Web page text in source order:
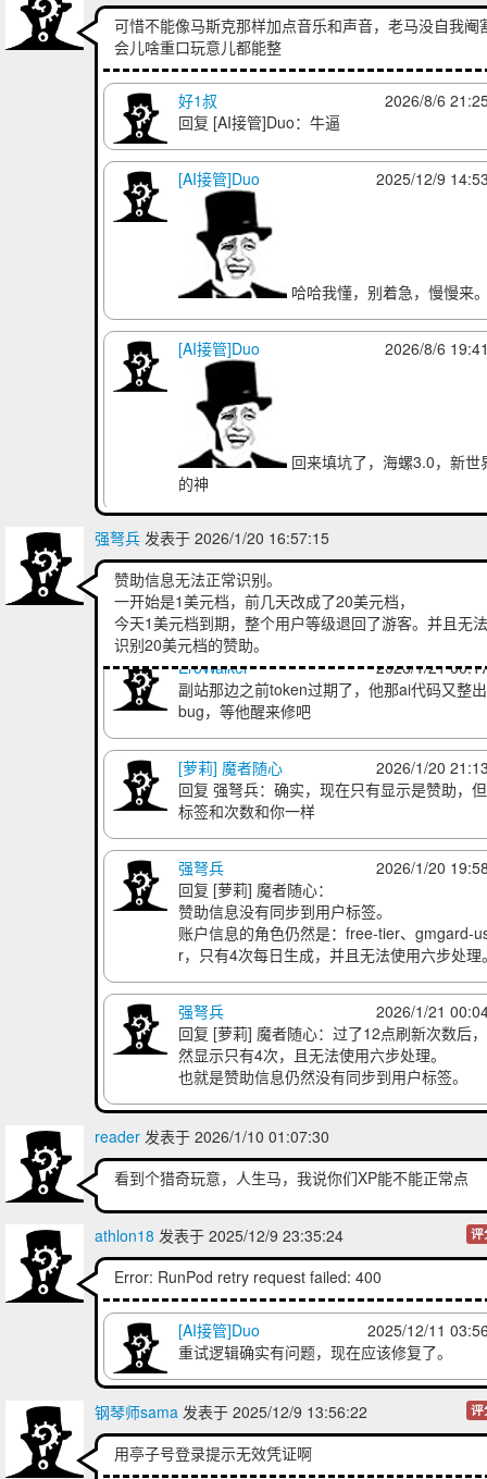
2025/12/11
[AI接管]Duo
你们别试了，ai是做不出来自己没见过的东西
2025/12/12
archmagetony
AI：这也太怪了
可惜不能像马斯克那样加点音乐和声音，老马没自我阉
会儿啥重口玩意儿都能整
2026/8/6
好1叔
回复 [AI接管]Duo：牛逼
2025/12/9
[AI接管]Duo
哈哈我懂，别着急，慢慢来
2026/8/6
[AI接管]Duo
回来填坑了，海螺3.0，新世
的神
强弩兵 发表于 2026/1/20 16:57:15
赞助信息无法正常识别。
一开始是1美元档，前几天改成了20美元档，
今天1美元档到期，整个用户等级退回了游客。并且无
识别20美元档的赞助。
是的
我也是，1月18号刚续完赞助，今天下午显示
期。
2026/1/20
[萝莉] 魔者随心
同，而现在是恢复了但是次数却没回来
2026/1/21
EroWalker
副站那边之前token过期了，他那ai代码又整
bug，等他醒来修吧
2026/1/20
[萝莉] 魔者随心
回复强弩兵：确实，现在只有显示是赞助，
标签和次数和你一样
2026/1/20
强弩兵
回复 [萝莉] 魔者随心：
赞助信息没有同步到用户标签。
账户信息的角色仍然是：free-tier、gmgard-
r，只有4次每日生成，并且无法使用六步处理
2026/1/21
强弩兵
回复 [萝莉] 魔者随心：过了12点刷新次数后
然显示只有4次，且无法使用六步处理。
也就是赞助信息仍然没有同步到用户标签。
reader 发表于 2026/1/10 01:07:30
看到个猎奇玩意，人生马，我说你们XP能不能正常点
athlon18 发表于 2025/12/9 23:35:24 评
Error: RunPod retry request failed: 400
2025/12/11
[AI接管]Duo
重试逻辑确实有问题，现在应该修复了。
钢琴师sama 发表于 2025/12/9 13:56:22 评
用亭子号登录提示无效凭证啊